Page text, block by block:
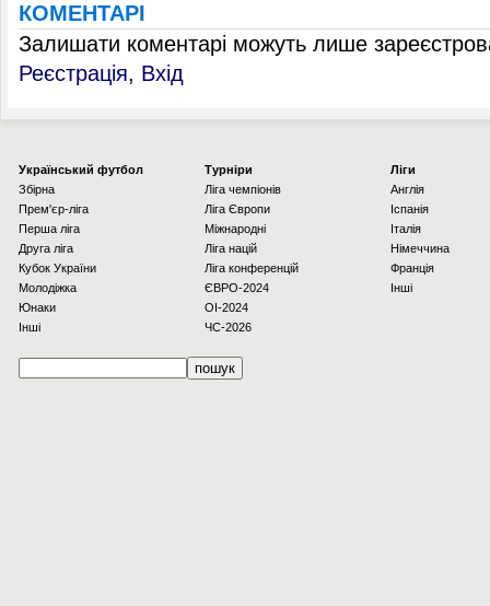
КОМЕНТАРІ
Залишати коментарі можуть лише
Реєстрація, Вхід
Українcький футбол
Збірна
Прем'єр-ліга
Перша ліга
Друга ліга
Кубок України
Молодіжка
Юнаки
Інші
Турніри
Ліга чемпіонів
Ліга Європи
Міжнародні
Ліга націй
Ліга конференцій
ЄВРО-2024
OI-2024
ЧС-2026
Ліги
Англія
Іспанія
Італія
Німеччина
Франція
Інші